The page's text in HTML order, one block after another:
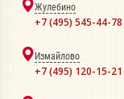
Жулебино
+7 (495) 545-44-78
Измайлово
+7 (495) 120-15-21